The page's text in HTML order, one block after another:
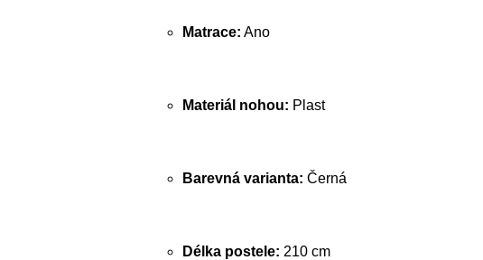
Matrace: Ano
Materiál nohou: Plast
Barevná varianta: Černá
Délka postele: 210 cm